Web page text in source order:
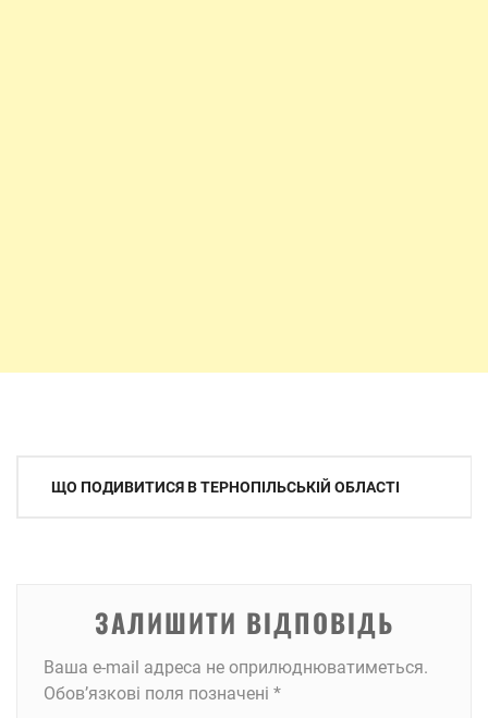
Навігація
ЩО ПОДИВИТИСЯ В ТЕРНОПІЛЬСЬКІЙ ОБЛАСТІ
ЗАЛИШИТИ ВІДПОВІДЬ
Ваша e-mail адреса не оприлюднюватиметься.
Обов’язкові поля позначені *